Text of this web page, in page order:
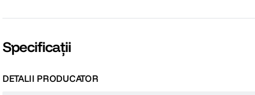
Specificații
DETALII PRODUCATOR